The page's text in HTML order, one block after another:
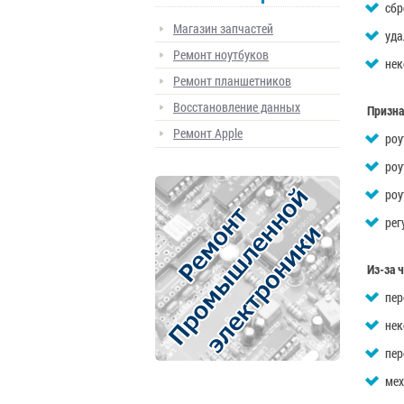
Из-за
Магазин запчастей
Ремонт ноутбуков
Ремонт планшетников
Восстановление данных
Ремонт Apple